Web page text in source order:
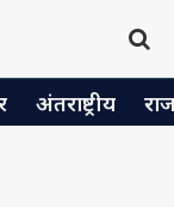
अंतराष्ट्रीय